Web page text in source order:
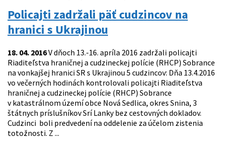
Policajti zadržali päť cudzincov na
hranici s Ukrajinou
18. 04. 2016V dňoch 13.-16. apríla 2016 zadržali policajti
Riaditeľstva hraničnej a cudzineckej polície (RHCP) Sobrance
na vonkajšej hranici SR s Ukrajinou 5 cudzincov: Dňa 13.4.2016
vo večerných hodinách kontrolovali policajti Riaditeľstva
hraničnej a cudzineckej polície (RHCP) Sobrance
v katastrálnom území obce Nová Sedlica, okres Snina, 3
štátnych príslušníkov Srí Lanky bez cestovných dokladov.
Cudzinci boli predvedení na oddelenie za účelom zistenia
totožnosti. Z ...